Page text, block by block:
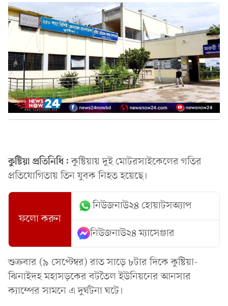
কুষ্টিয়া প্রতিনিধি:কুষ্টিয়ায় দুই মোটরসাইকেলের গতির
প্রতিযোগিতায় তিন যুবক নিহত হয়েছে।
ফলো করুন
নিউজনাউ২৪ হোয়াটসঅ্যাপ
নিউজনাউ২৪ ম্যাসেঞ্জার
শুক্রবার (৯ সেপ্টেম্বর) রাত সাড়ে ৮টার দিকে কুষ্টিয়া-
ঝিনাইদহ মহাসড়কের বটতৈল ইউনিয়নের আনসার
ক্যাম্পের সামনে এ দুর্ঘটনা ঘটে।